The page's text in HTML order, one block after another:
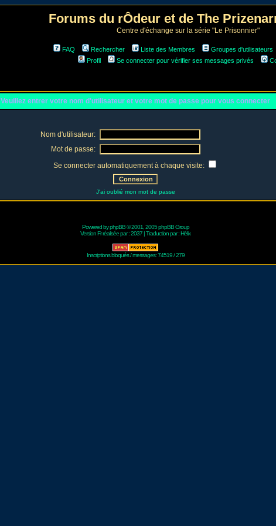
Forums du rÔdeur et de The
Centre d'échange sur la série "Le Prisonnier"
FAQ Rechercher Liste des Membres Groupes d'utilisateurs
Profil
Se connecter pour vérifier ses messages privés
Veuillez entrer votre nom d'utilisateur et votre mot de passe pour vous connecter
Nom d'utilisateur:
Mot de passe:
Se connecter automatiquement à chaque visite:
J'ai oublié mon mot de passe
Powered byphpBB© 2001, 2005 phpBB Group
Version Fr réalisée par :2037 | Traduction par :Hélix
Inscriptions bloqués / messages: 74519 / 279